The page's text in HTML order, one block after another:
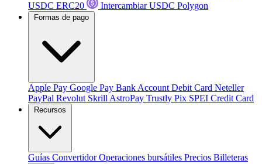
USDC ERC20
Intercambiar USDC Polygon
Formas de pago
Apple Pay Google Pay Bank Account Debit Card Neteller
PayPal Revolut Skrill AstroPay Trustly Pix SPEI Credit Card
Recursos
Guías ConvertidorOperaciones bursátiles Precios Billeteras